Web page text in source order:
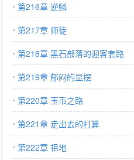
第216章 逆鳞
第217章 师徒
第218章 黑石部落的迎客套路
第219章 郁闷的显摆
第220章 玉币之路
第221章 走出去的打算
第222章 祖地